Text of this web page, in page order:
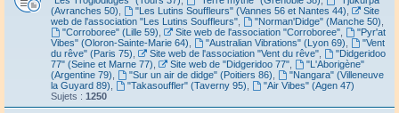
(Avranches 50)
"Les Lutins Souffleurs" (Vannes 56 et Nantes 44)
Site
web de l'association "Les Lutins Souffleurs"
"Norman'Didge" (Manche 50)
"Corroboree" (Lille 59)
Site web de l'association "Corroboree",
"Pyr'at
Vibes" (Oloron-Sainte-Marie 64)
"Australian Vibrations" (Lyon 69)
"Vent
du rêve" (Paris 75)
Site web de l'association "Vent du rêve",
"Didgeridoo
77" (Seine et Marne 77)
Site web de "Didgeridoo 77",
"L'Aborigène"
(Argentine 79)
"Sur un air de didge" (Poitiers 86)
"Nangara" (Villeneuve
la Guyard 89)
"Takasouffler" (Taverny 95)
"Air Vibes" (Agen 47)
Sujets : 1250